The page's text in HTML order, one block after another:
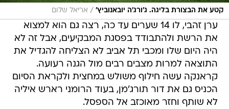
קטע את הבצורת בליגה. ג'ורג'ה יובאנוביץ' / אריאל שלום
ערן זהבי, לו 14 שערים עד כה, רצה גם הוא למצוא
את הרשת ולהתבודד בפסגת המבקיעים, אבל זה לא
היה היום שלו ומכבי תל אביב לא הצליחה להגדיל את
התוצאה למרות מצבים רבים מול הגנה רעועה.
קראנקה עשה חילוף משולש במחצית ולקראת הסיום
הכניס גם את דור תורג'מן, בעוד הרומני רארש איליה
לא שותף וחזר מאוכזב אל הספסל.